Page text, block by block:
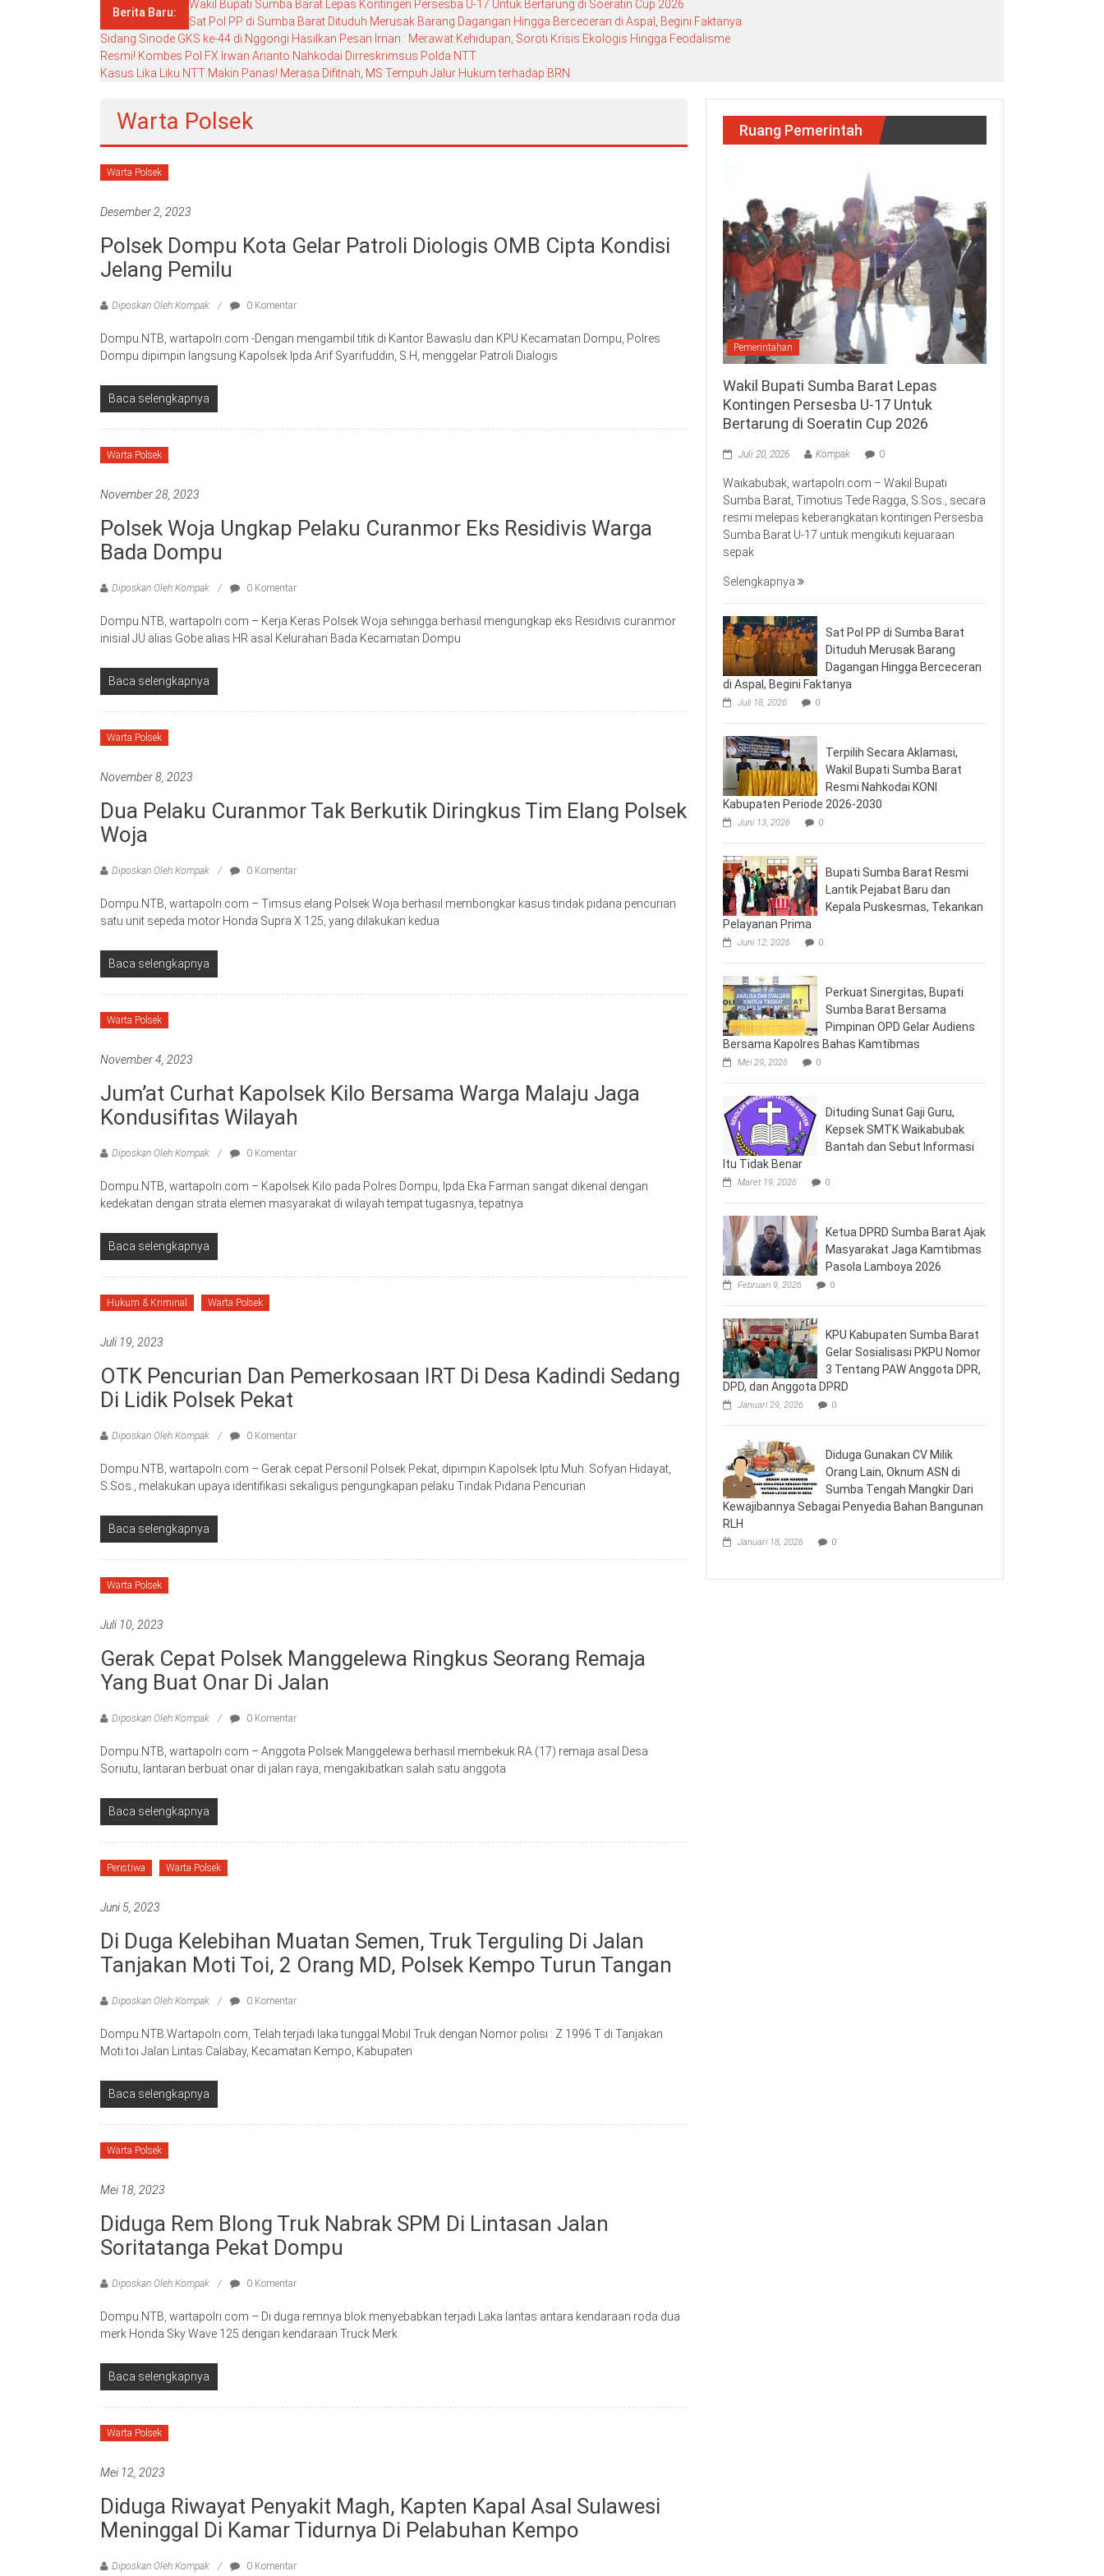
Berita Baru:
Wakil Bupati Sumba Barat Lepas Kontingen Persesba U-17 Untuk Bertarung di Soeratin Cup 2026
Sat Pol PP di Sumba Barat Dituduh Merusak Barang Dagangan Hingga Berceceran di Aspal, Begini Faktanya
Sidang Sinode GKS ke-44 di Nggongi Hasilkan Pesan Iman : Merawat Kehidupan, Soroti Krisis Ekologis Hingga Feodalisme
Resmi! Kombes Pol FX Irwan Arianto Nahkodai Dirreskrimsus Polda NTT
Kasus Lika Liku NTT Makin Panas! Merasa Difitnah, MS Tempuh Jalur Hukum terhadap BRN
Warta Polsek
Warta Polsek
Desember 2, 2023
Polsek Dompu Kota Gelar Patroli Diologis OMB Cipta Kondisi
Jelang Pemilu
Diposkan Oleh:Kompak 0 Komentar
Dompu.NTB, wartapolri.com -Dengan mengambil titik di Kantor Bawaslu dan KPU Kecamatan Dompu, Polres
Dompu dipimpin langsung Kapolsek Ipda Arif Syarifuddin, S.H, menggelar Patroli Dialogis
Baca selengkapnya
Warta Polsek
November 28, 2023
Polsek Woja Ungkap Pelaku Curanmor Eks Residivis Warga
Bada Dompu
Diposkan Oleh:Kompak 0 Komentar
Dompu.NTB, wartapolri.com – Kerja Keras Polsek Woja sehingga berhasil mengungkap eks Residivis curanmor
inisial JU alias Gobe alias HR asal Kelurahan Bada Kecamatan Dompu
Baca selengkapnya
Warta Polsek
November 8, 2023
Dua Pelaku Curanmor Tak Berkutik Diringkus Tim Elang Polsek
Woja
Diposkan Oleh:Kompak 0 Komentar
Dompu.NTB, wartapolri.com – Timsus elang Polsek Woja berhasil membongkar kasus tindak pidana pencurian
satu unit sepeda motor Honda Supra X 125, yang dilakukan kedua
Baca selengkapnya
Warta Polsek
November 4, 2023
Jum’at Curhat Kapolsek Kilo Bersama Warga Malaju Jaga
Kondusifitas Wilayah
Diposkan Oleh:Kompak 0 Komentar
Dompu.NTB, wartapolri.com – Kapolsek Kilo pada Polres Dompu, Ipda Eka Farman sangat dikenal dengan
kedekatan dengan strata elemen masyarakat di wilayah tempat tugasnya, tepatnya
Baca selengkapnya
Hukum & Kriminal Warta Polsek
Juli 19, 2023
OTK Pencurian Dan Pemerkosaan IRT Di Desa Kadindi Sedang
Di Lidik Polsek Pekat
Diposkan Oleh:Kompak 0 Komentar
Dompu.NTB, wartapolri.com – Gerak cepat Personil Polsek Pekat, dipimpin Kapolsek Iptu Muh. Sofyan Hidayat,
S.Sos., melakukan upaya identifikasi sekaligus pengungkapan pelaku Tindak Pidana Pencurian
Baca selengkapnya
Warta Polsek
Juli 10, 2023
Gerak Cepat Polsek Manggelewa Ringkus Seorang Remaja
Yang Buat Onar Di Jalan
Diposkan Oleh:Kompak 0 Komentar
Dompu.NTB, wartapolri.com – Anggota Polsek Manggelewa berhasil membekuk RA (17) remaja asal Desa
Soriutu, lantaran berbuat onar di jalan raya, mengakibatkan salah satu anggota
Baca selengkapnya
Peristiwa Warta Polsek
Juni 5, 2023
Di Duga Kelebihan Muatan Semen, Truk Terguling Di Jalan
Tanjakan Moti Toi, 2 Orang MD, Polsek Kempo Turun Tangan
Diposkan Oleh:Kompak 0 Komentar
Dompu.NTB.Wartapolri.com, Telah terjadi laka tunggal Mobil Truk dengan Nomor polisi : Z 1996 T di Tanjakan
Moti toi Jalan Lintas Calabay, Kecamatan Kempo, Kabupaten
Baca selengkapnya
Warta Polsek
Mei 18, 2023
Diduga Rem Blong Truk Nabrak SPM Di Lintasan Jalan
Soritatanga Pekat Dompu
Diposkan Oleh:Kompak 0 Komentar
Dompu.NTB, wartapolri.com – Di duga remnya blok menyebabkan terjadi Laka lantas antara kendaraan roda dua
merk Honda Sky Wave 125 dengan kendaraan Truck Merk
Baca selengkapnya
Warta Polsek
Mei 12, 2023
Diduga Riwayat Penyakit Magh, Kapten Kapal Asal Sulawesi
Meninggal Di Kamar Tidurnya Di Pelabuhan Kempo
Diposkan Oleh:Kompak 0 Komentar
Ruang Pemerintah
Pemerintahan
Wakil Bupati Sumba Barat Lepas
Kontingen Persesba U-17 Untuk
Bertarung di Soeratin Cup 2026
Juli 20, 2026 Kompak 0
Waikabubak, wartapolri.com – Wakil Bupati
Sumba Barat, Timotius Tede Ragga, S.Sos., secara
resmi melepas keberangkatan kontingen Persesba
Sumba Barat U-17 untuk mengikuti kejuaraan
sepak
Selengkapnya
Sat Pol PP di Sumba Barat
Dituduh Merusak Barang
Dagangan Hingga Berceceran
di Aspal, Begini Faktanya
Juli 18, 2026 0
Terpilih Secara Aklamasi,
Wakil Bupati Sumba Barat
Resmi Nahkodai KONI
Kabupaten Periode 2026-2030
Juni 13, 2026 0
Bupati Sumba Barat Resmi
Lantik Pejabat Baru dan
Kepala Puskesmas, Tekankan
Pelayanan Prima
Juni 12, 2026 0
Perkuat Sinergitas, Bupati
Sumba Barat Bersama
Pimpinan OPD Gelar Audiens
Bersama Kapolres Bahas Kamtibmas
Mei 29, 2026 0
Dituding Sunat Gaji Guru,
Kepsek SMTK Waikabubak
Bantah dan Sebut Informasi
Itu Tidak Benar
Maret 19, 2026 0
Ketua DPRD Sumba Barat Ajak
Masyarakat Jaga Kamtibmas
Pasola Lamboya 2026
Februari 9, 2026 0
KPU Kabupaten Sumba Barat
Gelar Sosialisasi PKPU Nomor
3 Tentang PAW Anggota DPR,
DPD, dan Anggota DPRD
Januari 29, 2026 0
Diduga Gunakan CV Milik
Orang Lain, Oknum ASN di
Sumba Tengah Mangkir Dari
Kewajibannya Sebagai Penyedia Bahan Bangunan
RLH
Januari 18, 2026 0